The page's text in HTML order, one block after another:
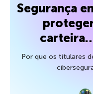
Segurança
Por que os titulares